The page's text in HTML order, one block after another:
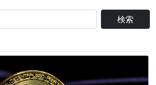
検索